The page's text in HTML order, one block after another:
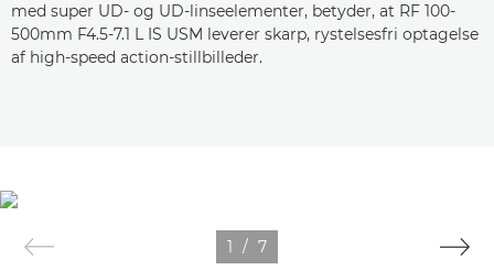
med super UD- og UD-linseelementer, betyder, at RF 100-
500mm F4.5-7.1 L IS USM leverer skarp, rystelsesfri optagelse
af high-speed action-stillbilleder.
1 / 7